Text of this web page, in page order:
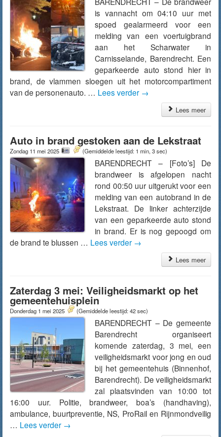
is vannacht om 04:10 uur met
spoed gealarmeerd voor een
melding van een voertuigbrand
aan het Scharwater in
Carnisselande, Barendrecht. Een
geparkeerde auto stond hier in
brand, de vlammen sloegen uit het motorcompartiment
van de personenauto. … Lees verder →
Lees meer
Auto in brand gestoken aan de Lekstraat
Zondag 11 mei 2025 (Gemiddelde leestijd: 1 min, 3 sec)
BARENDRECHT – [Foto’s] De
brandweer is afgelopen nacht
rond 00:50 uur uitgerukt voor een
melding van een autobrand in de
Lekstraat. De linker achterzijde
van een geparkeerde auto stond
in brand. Er is nog gepoogd om
de brand te blussen … Lees verder →
Lees meer
Zaterdag 3 mei: Veiligheidsmarkt op het
gemeentehuisplein
Donderdag 1 mei 2025 (Gemiddelde leestijd: 42 sec)
BARENDRECHT – De gemeente
Barendrecht organiseert
komende zaterdag, 3 mei, een
veiligheidsmarkt voor jong en oud
bij het gemeentehuis (Binnenhof,
Barendrecht). De veiligheidsmarkt
zal plaatsvinden van 10:00 tot
16:00 uur. Politie, brandweer, boa’s (handhaving),
ambulance, buurtpreventie, NS, ProRail en Rijnmondveilig
… Lees verder →